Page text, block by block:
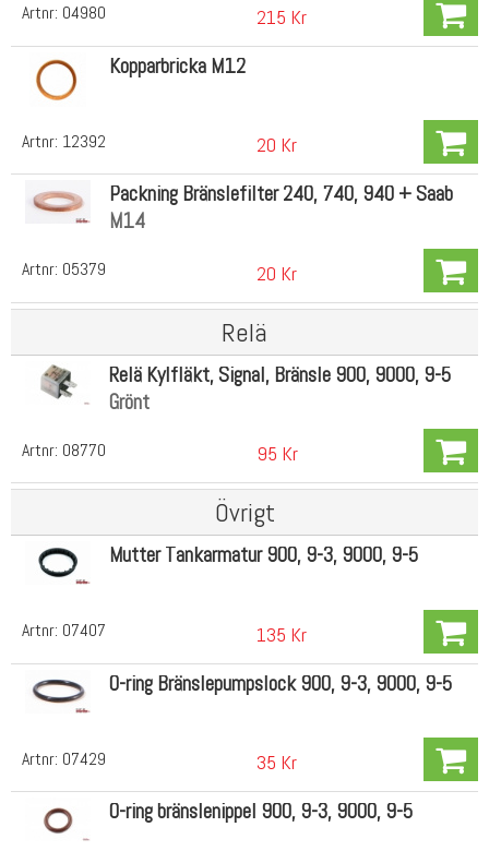
Artnr: 04980 215 Kr
Artnr: 12392
Kopparbricka M12
20 Kr
Artnr: 05379
Packning Bränslefilter 240, 740, 940 + Saab
M14
20 Kr
Relä
Artnr: 08770
Relä Kylfläkt, Signal, Bränsle 900, 9000, 9-5
Grönt
95 Kr
Övrigt
Artnr: 07407
Mutter Tankarmatur 900, 9-3, 9000, 9-5
135 Kr
Artnr: 07429
O-ring Bränslepumpslock 900, 9-3, 9000, 9-5
35 Kr
O-ring bränslenippel 900, 9-3, 9000, 9-5